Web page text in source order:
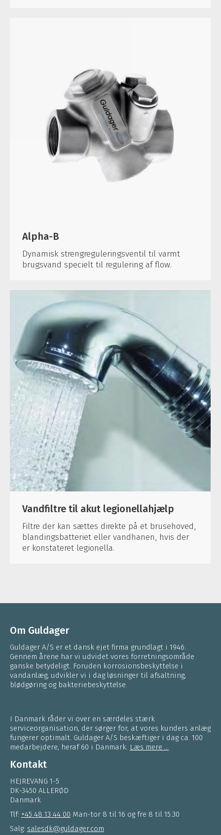
Alpha-B
Dynamisk strengreguleringsventil til varmt
brugsvand specielt til regulering af flow.
Vandfiltre til akut legionellahjælp
Filtre der kan sættes direkte på et brusehoved,
blandingsbatteriet eller vandhanen, hvis der
er konstateret legionella.
Om Guldager
Guldager A/S er et dansk ejet firma grundlagt i 1946.
Gennem årene har vi udvidet vores forretningsområde
ganske betydeligt. Foruden korrosionsbeskyttelse i
vandanlæg, udvikler vi i dag løsninger til afsaltning,
blødgøring og bakteriebeskyttelse.
I Danmark råder vi over en særdeles stærk
serviceorganisation, der sørger for, at vores kunders anlæg
fungerer optimalt. Guldager A/S beskæftiger i dag ca. 100
medarbejdere, heraf 60 i Danmark. Læs mere ...
Kontakt
HEJREVANG 1-5
DK-3450 ALLERØD
Danmark
Tlf: +45 48 13 44 00 Man-tor 8 til 16 og fre 8 til 15.30
Salg: salesdk@guldager.com